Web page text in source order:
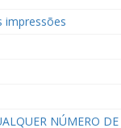
impressões
NÚMERO DE